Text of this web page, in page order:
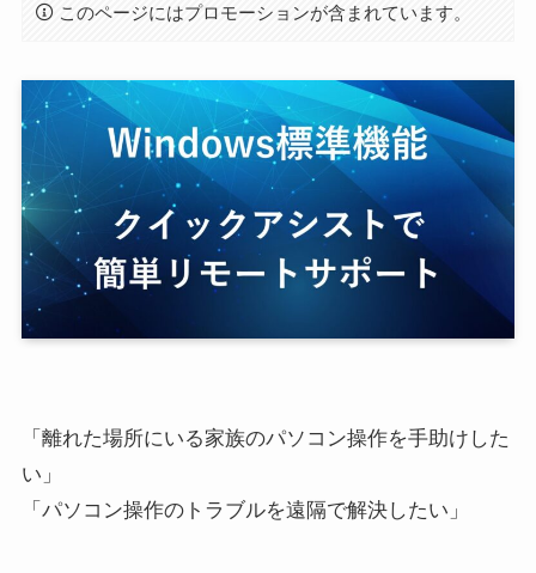
このページにはプロモーションが含まれています。
「離れた場所にいる家族のパソコン操作を手助けした
い」
「パソコン操作のトラブルを遠隔で解決したい」